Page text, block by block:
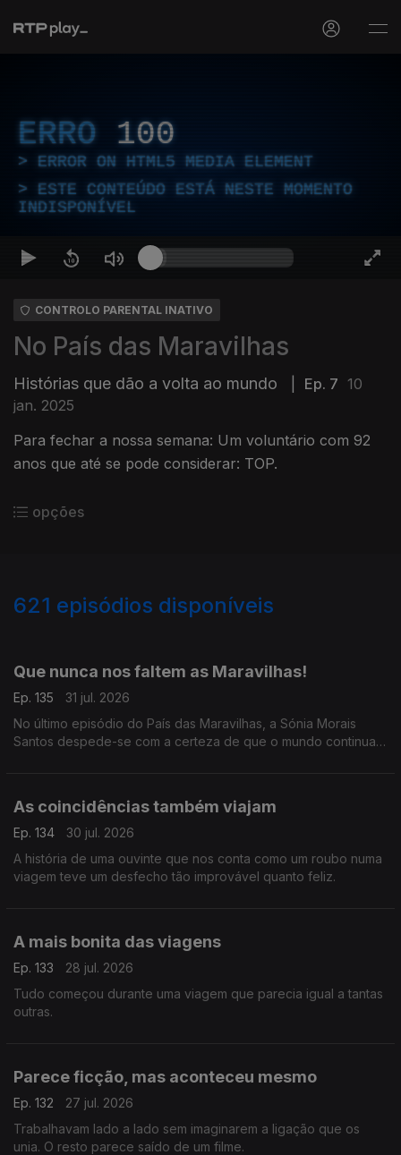
ERRO 100
ERROR ON HTML5 MEDIA ELEMENT
ESTE CONTEÚDO ESTÁ NESTE MOMENTO
INDISPONÍVEL
CONTROLO PARENTAL INATIVO
No País das Maravilhas
Histórias que dão a volta ao mundo Ep. 7 10
jan. 2025
Para fechar a nossa semana: Um voluntário com 92
anos que até se pode considerar: TOP.
opções
621 episódios disponíveis
Que nunca nos faltem as Maravilhas!
Ep. 135
31 jul. 2026
No último episódio do País das Maravilhas, a Sónia Morais
Santos despede-se com a certeza de que o mundo continua
As coincidências também viajam
Ep. 134
30 jul. 2026
A história de uma ouvinte que nos conta como um roubo numa
viagem teve um desfecho tão improvável quanto feliz.
A mais bonita das viagens
Ep. 133
28 jul. 2026
Tudo começou durante uma viagem que parecia igual a tantas
outras.
Parece ficção, mas aconteceu mesmo
Ep. 132
27 jul. 2026
Trabalhavam lado a lado sem imaginarem a ligação que os
unia. O resto parece saído de um filme.